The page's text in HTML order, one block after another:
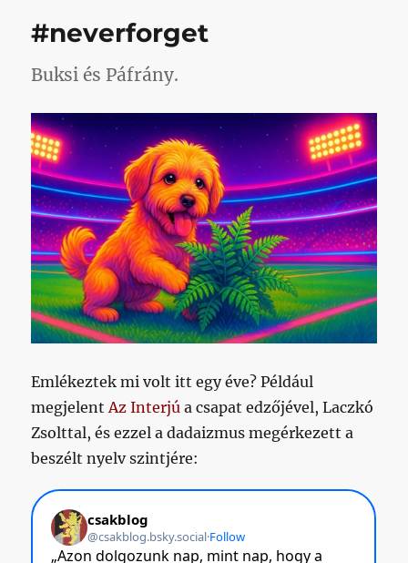
#neverforget
Buksi és Páfrány.
Emlékeztek mi volt itt egy éve? Például
megjelentAz Interjú a csapat edzőjével, Laczkó
Zsolttal, és ezzel a dadaizmus megérkezett a
beszélt nyelv szintjére: